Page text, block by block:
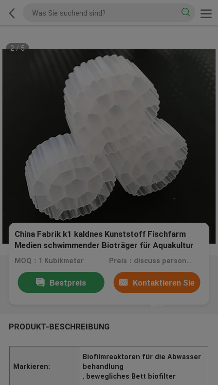
2/5
China Fabrik k1 kaldnes Kunststoff Fischfarm
Medien schwimmender Bioträger für Aquakultur
RAS mbbr Reaktor HDPE FDA SAFTY
MOQ：1 Kubikmeter Preis：discuss personally
Bestpreis Kontaktieren Sie
PRODUKT-BESCHREIBUNG
Markieren:
Biofilmreaktoren für die Abwasser
behandlung
, bewegliches Bett biofilter